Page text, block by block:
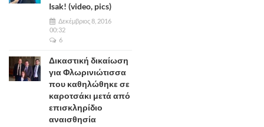
Isak! (video, pics)
Δεκέμβριος 8, 2016
00:32
6
Δικαστική δικαίωση
για Φλωρινιώτισσα
που καθηλώθηκε σε
καροτσάκι μετά από
επισκληρίδιο
αναισθησία